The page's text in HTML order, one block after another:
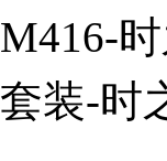
M416-
套装-时